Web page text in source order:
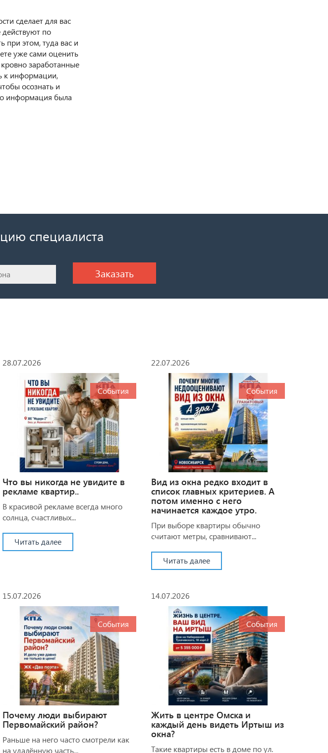
сделает для вас
действуют по
при этом, туда вас и
уже сами оценить
заработанные
к информации,
осознать и
информация была
специалиста
28.07.2026
События
Что вы никогда не увидите в
рекламе квартир..
В красивой рекламе всегда много
солнца, счастливых...
Читать далее
22.07.2026
События
Вид из окна редко входит в
список главных критериев. А
потом именно с него
начинается каждое утро.
При выборе квартиры обычно
считают метры, сравнивают...
Читать далее
15.07.2026
События
Почему люди выбирают
Первомайский район?
Раньше на него часто смотрели как
на удалённую часть...
14.07.2026
События
Жить в центре Омска и
каждый день видеть Иртыш из
окна?
Такие квартиры есть в доме по ул.